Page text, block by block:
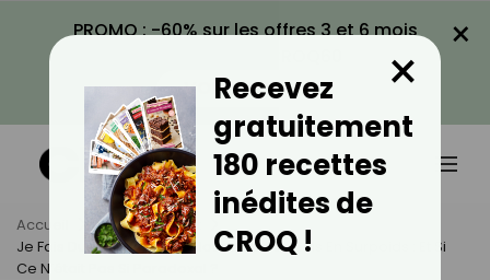
PROMO : -60% sur les offres 3 et 6 mois
VOIR LA PROMO
×
Accueil Actus
Sport
Je Fais Du Sport Tous Les Jours Mais Je Suis En Surpoids : Et Si
Ce N’était Pas Si Paradoxal ?
Recevez
gratuitement
180 recettes
inédites de
CROQ !
×